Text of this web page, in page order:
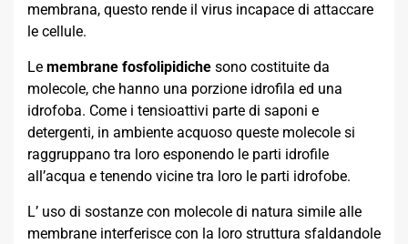
membrana, questo rende il virus incapace di attaccare
le cellule.
Le membrane fosfolipidiche sono costituite da
molecole, che hanno una porzione idrofila ed una
idrofoba. Come i tensioattivi parte di saponi e
detergenti, in ambiente acquoso queste molecole si
raggruppano tra loro esponendo le parti idrofile
all’acqua e tenendo vicine tra loro le parti idrofobe.
L’ uso di sostanze con molecole di natura simile alle
membrane interferisce con la loro struttura sfaldandole